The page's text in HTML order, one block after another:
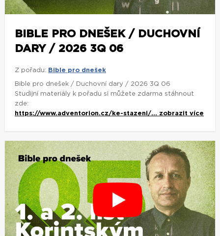
BIBLE PRO DNEŠEK / DUCHOVNÍ
DARY / 2026 3Q 06
Z pořadu: Bible pro dnešek
Bible pro dnešek / Duchovní dary / 2026 3Q 06
Studijní materiály k pořadu si můžete zdarma stáhnout
zde:
https://www.adventorion.cz/ke-stazeni/... zobrazit více